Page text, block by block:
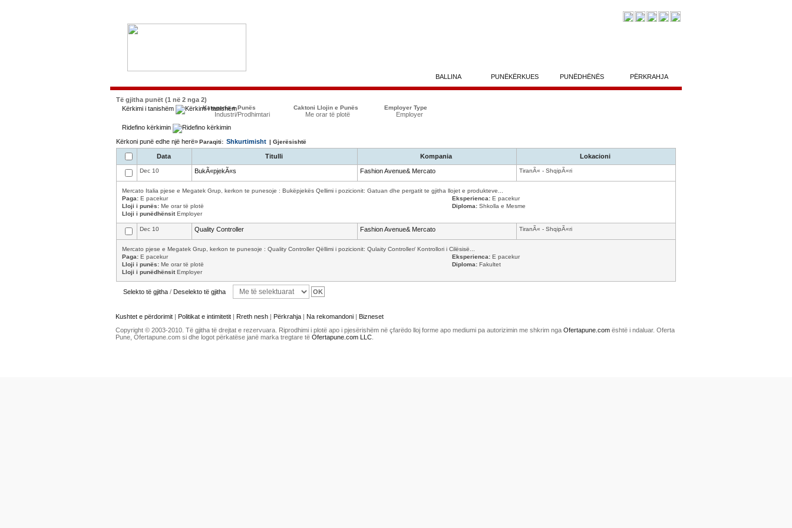
BALLINA PUNËKËRKUES PUNËDHËNËS PËRKRAHJA
Të gjitha punët (1 në 2 nga 2)
Kërkimi i tanishëm
Kategoria e Punës
Industri/Prodhimtari
Caktoni Llojin e Punës
Me orar të plotë
Employer Type
Employer
Ridefino kërkimin
Kërkoni punë edhe një herë»Paraqiti: Shkurtimisht | Gjerësishtë
Data Titulli Kompania Lokacioni
Dec 10 BukÃ«pjekÃ«s Fashion Avenue& Mercato TiranÃ« - ShqipÃ«ri
Mercato Italia pjese e Megatek Grup, kerkon te punesoje : Bukëpjekës Qellimi i pozicionit: Gatuan dhe pergatit te gjitha llojet e produkteve...
Paga: E pacekur Eksperienca: E pacekur
Lloji i punës: Me orar të plotë Diploma: Shkolla e Mesme
Lloji i punëdhënsitEmployer
Dec 10 Quality Controller Fashion Avenue& Mercato TiranÃ« - ShqipÃ«ri
Mercato pjese e Megatek Grup, kerkon te punesoje : Quality Controller Qëllimi i pozicionit: Qulaity Controller/ Kontrollori i Cilësisë...
Paga: E pacekur Eksperienca: E pacekur
Lloji i punës: Me orar të plotë Diploma: Fakultet
Lloji i punëdhënsitEmployer
Selekto të gjitha / Deselekto të gjitha
Kushtet e përdorimit | Politikat e intimitetit | Rreth nesh | Përkrahja | Na rekomandoni | Bizneset
Copyright © 2003-2010. Të gjitha të drejtat e rezervuara. Riprodhimi i plotë apo i pjesërishëm në çfarëdo lloj forme apo mediumi pa autorizimin me shkrim nga Ofertapune.com është i ndaluar. Oferta
Pune, Ofertapune.com si dhe logot përkatëse janë marka tregtare të Ofertapune.com LLC